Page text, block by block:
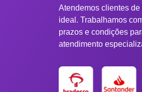
Atendemos clientes
ideal. Trabalhamos
prazos e condições
atendimento